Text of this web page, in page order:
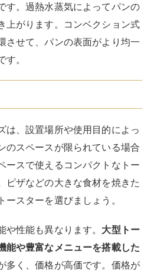
す。過熱水蒸気によってパンの
上がります。コンベクション式
させて、パンの表面がより均一
。
は、設置場所や使用目的によっ
のスペースが限られている場合
ースで使えるコンパクトなトー
ピザなどの大きな食材を焼きた
スターを選びましょう。
性能も異なります。 大型トー
能や豊富なメニューを搭載した
多く、価格が高価です。価格が